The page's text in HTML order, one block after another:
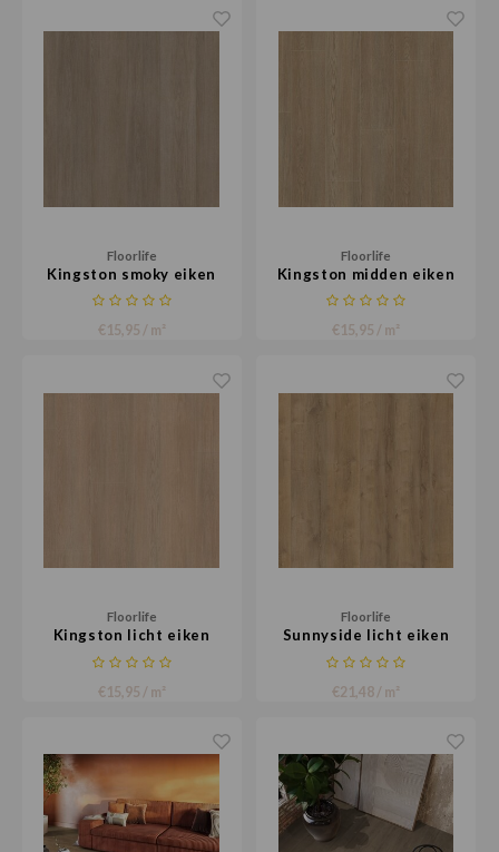
Floorlife
Kingston smoky eiken
€15,95 / m²
Floorlife
Kingston midden eiken
€15,95 / m²
Floorlife
Kingston licht eiken
€15,95 / m²
Floorlife
Sunnyside licht eiken
€21,48 / m²